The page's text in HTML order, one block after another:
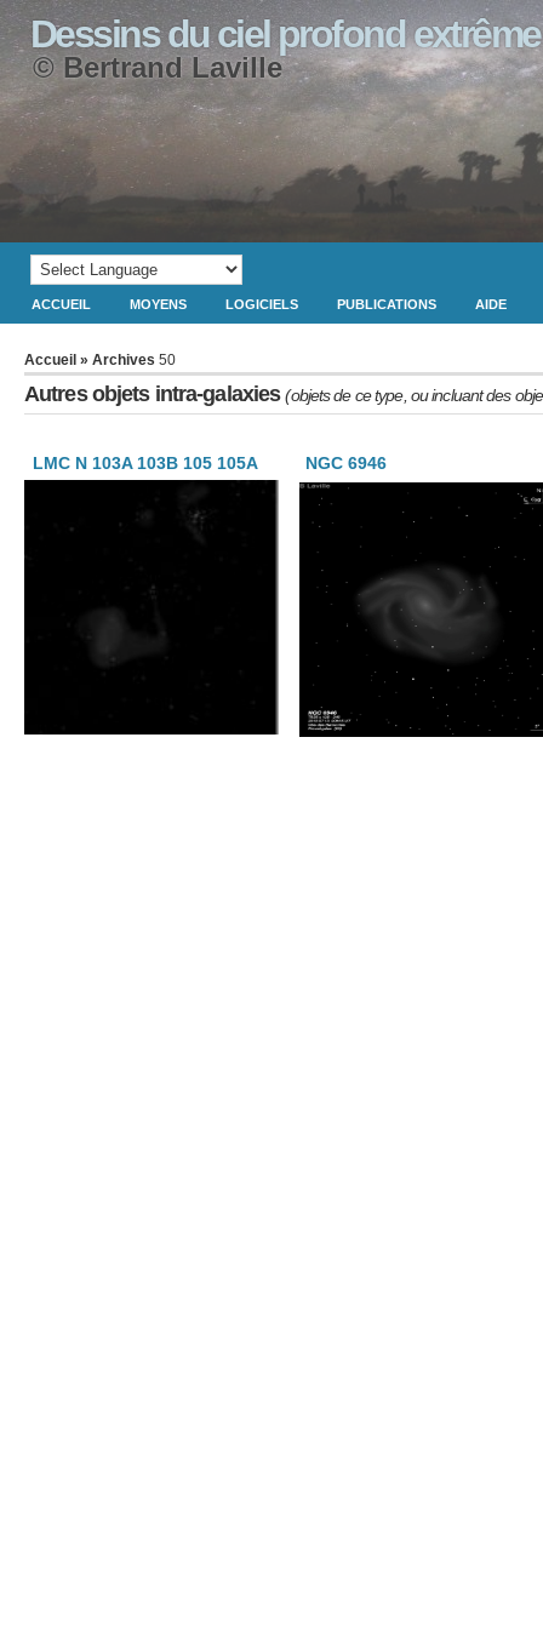
Dessins du ciel profond extrême
© Bertrand Laville
ACCUEIL MOYENS LOGICIELS PUBLICATIONS AIDE
Accueil » Archives 50
Autres objets intra-galaxies(objets de ce type, ou incluant des
LMC N 103A 103B 105 105A NGC 6946